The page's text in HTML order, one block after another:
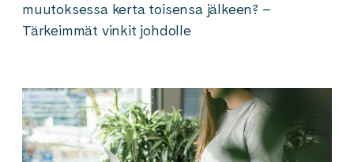
muutoksessa kerta toisensa jälkeen? –
Tärkeimmät vinkit johdolle